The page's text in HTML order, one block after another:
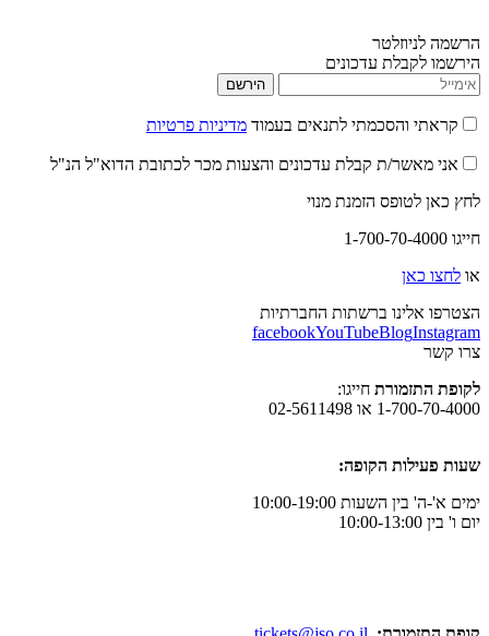
הרשמה לניוזלטר
הירשמו לקבלת עדכונים
הירשם
קראתי והסכמתי לתנאים בעמוד מדיניות פרטיות
אני מאשר/ת קבלת עדכונים והצעות מכר לכתובת הדוא"ל הנ"ל
לחץ כאן לטופס הזמנת מנוי
חייגו 1-700-70-4000
או לחצו כאן
הצטרפו אלינו ברשתות החברתיות
facebookYouTubeBlogInstagram
צרו קשר
לקופת התזמורת חייגו:
1-700-70-4000 או 02-5611498
שעות פעילות הקופה:
ימים א'-ה' בין השעות 10:00-19:00
יום ו' בין 10:00-13:00